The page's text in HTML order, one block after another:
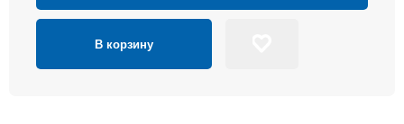
В корзину